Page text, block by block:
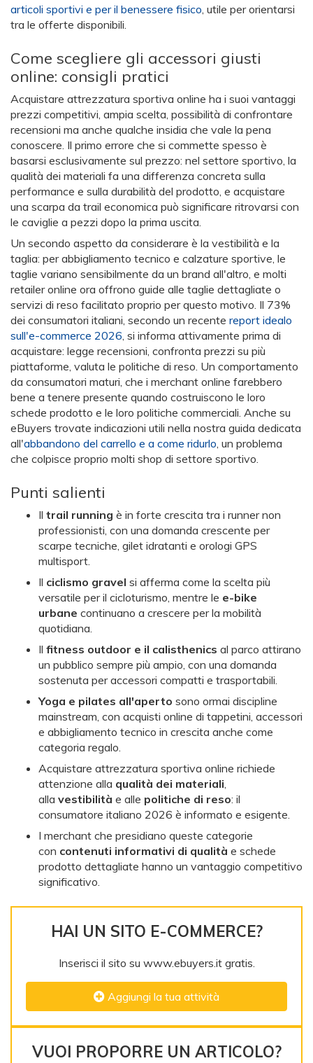
articoli sportivi e per il benessere fisico , utile per orientarsi
tra le offerte disponibili.
Come scegliere gli accessori giusti
online: consigli pratici
Acquistare attrezzatura sportiva online ha i suoi vantaggi
prezzi competitivi, ampia scelta, possibilità di confrontare
recensioni ma anche qualche insidia che vale la pena
conoscere. Il primo errore che si commette spesso è
basarsi esclusivamente sul prezzo: nel settore sportivo, la
qualità dei materiali fa una differenza concreta sulla
performance e sulla durabilità del prodotto, e acquistare
una scarpa da trail economica può significare ritrovarsi con
le caviglie a pezzi dopo la prima uscita.
Un secondo aspetto da considerare è la vestibilità e la
taglia: per abbigliamento tecnico e calzature sportive, le
taglie variano sensibilmente da un brand all'altro, e molti
retailer online ora offrono guide alle taglie dettagliate o
servizi di reso facilitato proprio per questo motivo. Il 73%
dei consumatori italiani, secondo un recente report idealo
sull'e-commerce 2026 , si informa attivamente prima di
acquistare: legge recensioni, confronta prezzi su più
piattaforme, valuta le politiche di reso. Un comportamento
da consumatori maturi, che i merchant online farebbero
bene a tenere presente quando costruiscono le loro
schede prodotto e le loro politiche commerciali. Anche su
eBuyers trovate indicazioni utili nella nostra guida dedicata
all'abbandono del carrello e a come ridurlo , un problema
che colpisce proprio molti shop di settore sportivo.
Punti salienti
Il trail running è in forte crescita tra i runner non
professionisti, con una domanda crescente per
scarpe tecniche, gilet idratanti e orologi GPS
multisport.
Il ciclismo gravel si afferma come la scelta più
versatile per il cicloturismo, mentre le e-bike
urbane continuano a crescere per la mobilità
quotidiana.
Il fitness outdoor e il calisthenics al parco attirano
un pubblico sempre più ampio, con una domanda
sostenuta per accessori compatti e trasportabili.
Yoga e pilates all'aperto sono ormai discipline
mainstream, con acquisti online di tappetini, accessori
e abbigliamento tecnico in crescita anche come
categoria regalo.
Acquistare attrezzatura sportiva online richiede
attenzione alla qualità dei materiali
alla vestibilità e alle politiche di reso: il
consumatore italiano 2026 è informato e esigente.
I merchant che presidiano queste categorie
con contenuti informativi di qualità e schede
prodotto dettagliate hanno un vantaggio competitivo
significativo.
HAI UN SITO E-COMMERCE?
Inserisci il sito su www.ebuyers.it gratis.
Aggiungi la tua attività
VUOI PROPORRE UN ARTICOLO?